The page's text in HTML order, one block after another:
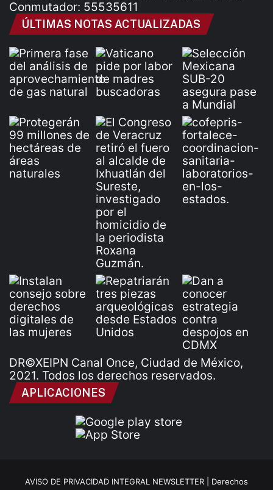
Conmutador: 55535611
ÚLTIMAS NOTAS ACTUALIZADAS
DR©XEIPN Canal Once, Ciudad de México,
2021. Todos los derechos reservados.
APLICACIONES
AVISO DE PRIVACIDAD INTEGRAL NEWSLETTER | Derechos